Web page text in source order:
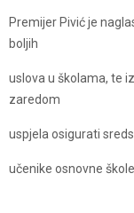
Premijer Pivić je
boljih
uslova u školama, te
zaredom
uspjela osigurati
učenike osnovne